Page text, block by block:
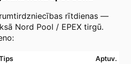
rītdienas —
Nord Pool / EPEX tirgū.
Aptuv.